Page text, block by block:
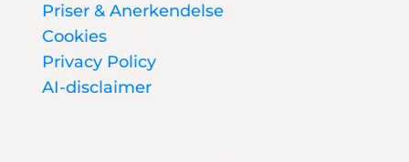
Priser & Anerkendelse
Cookies
Privacy Policy
AI-disclaimer